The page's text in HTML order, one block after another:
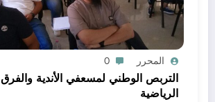
المحرر 0
التربص الوطني لمسعفي الأندية والفرق
الرياضية